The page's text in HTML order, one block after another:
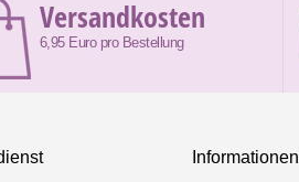
Versandkosten
6,95 Euro pro Bestellung
Informationen